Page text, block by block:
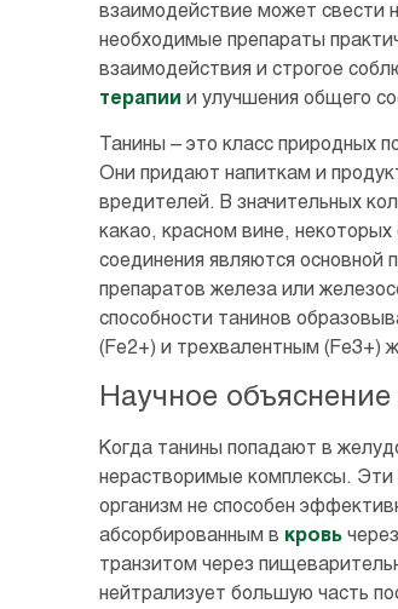
взаимодействие может свести
необходимые препараты
взаимодействия и строгое
терапии и улучшения общего
Танины – это класс природных
Они придают напиткам и
вредителей. В значительных
какао, красном вине,
соединения являются основной
препаратов железа или
способности танинов
(Fe2+) и трехвалентным (Fe3+)
Научное
Когда танины попадают в
нерастворимые комплексы. Эти
организм не способен
абсорбированным в кровь
транзитом через
нейтрализует большую часть